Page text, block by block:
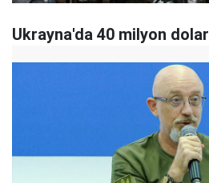
Ukrayna'da 40 milyon